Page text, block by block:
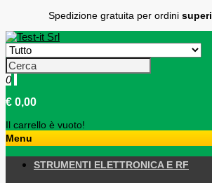
Spedizione gratuita per ordini
0
€ 0,00
Il carrello è vuoto!
Menu
STRUMENTI ELETTRONICA E RF